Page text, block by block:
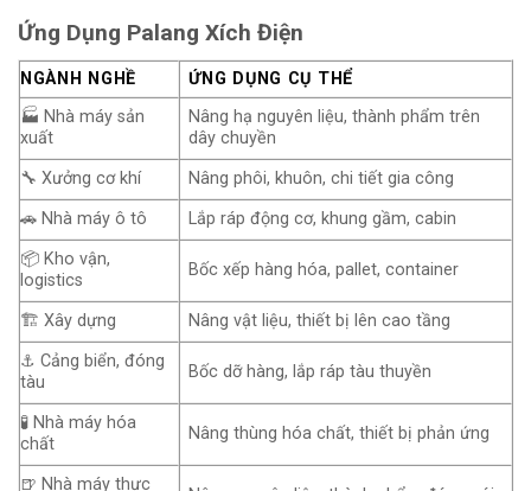
Ứng Dụng Palang Xích Điện
NGÀNH NGHỀ
ỨNG DỤNG CỤ THỂ
🏭 Nhà máy sản
xuất
Nâng hạ nguyên liệu, thành phẩm trên
dây chuyền
🔧 Xưởng cơ khí
Nâng phôi, khuôn, chi tiết gia công
🚗 Nhà máy ô tô
Lắp ráp động cơ, khung gầm, cabin
📦 Kho vận,
logistics
Bốc xếp hàng hóa, pallet, container
🏗️ Xây dựng
Nâng vật liệu, thiết bị lên cao tầng
⚓ Cảng biển, đóng
tàu
Bốc dỡ hàng, lắp ráp tàu thuyền
🧪 Nhà máy hóa
chất
Nâng thùng hóa chất, thiết bị phản ứng
🍺 Nhà máy thực